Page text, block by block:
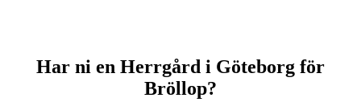
Har ni en Herrgård i Göteborg för
Bröllop?